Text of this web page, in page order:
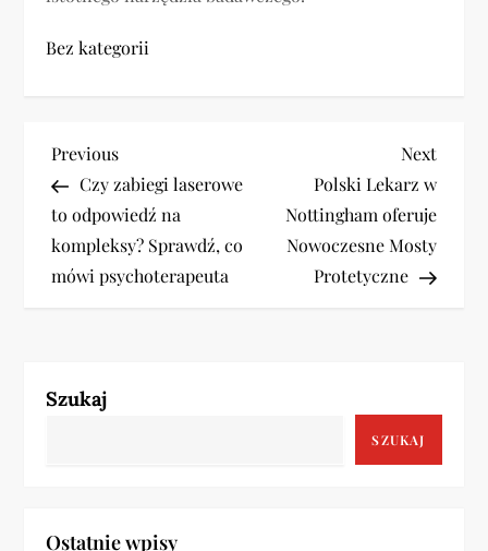
Bez kategorii
N
a
w
a
Previous
Post
Previous
Czy zabiegi laserowe
to odpowiedź na
kompleksy? Sprawdź, co
mówi psychoterapeuta
Next
Post
Next
Polski Lekarz w
Nottingham oferuje
Nowoczesne Mosty
Protetyczne
Szukaj
SZUKAJ
Ostatnie wpisy